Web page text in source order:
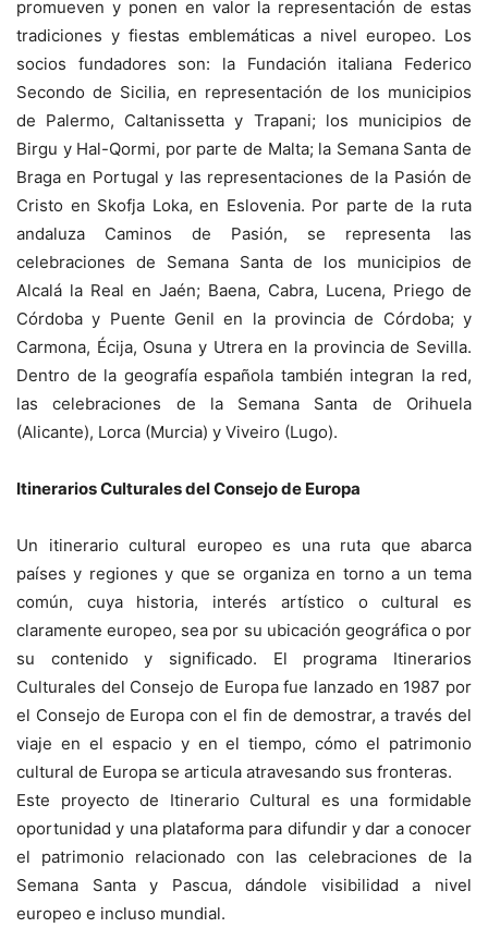
promueven y ponen en valor la representación de estas
tradiciones y fiestas emblemáticas a nivel europeo. Los
socios fundadores son: la Fundación italiana Federico
Secondo de Sicilia, en representación de los municipios
de Palermo, Caltanissetta y Trapani; los municipios de
Birgu y Hal-Qormi, por parte de Malta; la Semana Santa de
Braga en Portugal y las representaciones de la Pasión de
Cristo en Skofja Loka, en Eslovenia. Por parte de la ruta
andaluza Caminos de Pasión, se representa las
celebraciones de Semana Santa de los municipios de
Alcalá la Real en Jaén; Baena, Cabra, Lucena, Priego de
Córdoba y Puente Genil en la provincia de Córdoba; y
Carmona, Écija, Osuna y Utrera en la provincia de Sevilla.
Dentro de la geografía española también integran la red,
las celebraciones de la Semana Santa de Orihuela
(Alicante), Lorca (Murcia) y Viveiro (Lugo).
Itinerarios Culturales del Consejo de Europa
Un itinerario cultural europeo es una ruta que abarca
países y regiones y que se organiza en torno a un tema
común, cuya historia, interés artístico o cultural es
claramente europeo, sea por su ubicación geográfica o por
su contenido y significado. El programa Itinerarios
Culturales del Consejo de Europa fue lanzado en 1987 por
el Consejo de Europa con el fin de demostrar, a través del
viaje en el espacio y en el tiempo, cómo el patrimonio
cultural de Europa se articula atravesando sus fronteras.
Este proyecto de Itinerario Cultural es una formidable
oportunidad y una plataforma para difundir y dar a conocer
el patrimonio relacionado con las celebraciones de la
Semana Santa y Pascua, dándole visibilidad a nivel
europeo e incluso mundial.